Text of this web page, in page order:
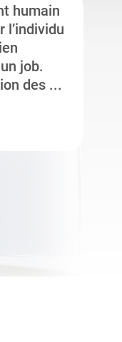
humain
l’individu
job.
des ...